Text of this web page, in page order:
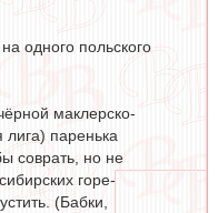
одного польского
маклерско-
паренька
соврать, но не
горе-
(Бабки,